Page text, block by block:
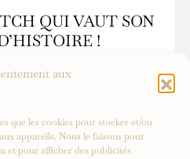
aux
que les cookies pour stocker et/ou
appareils. Nous le faisons pour
et pour afficher des publicités
QUI VAUT SON
!